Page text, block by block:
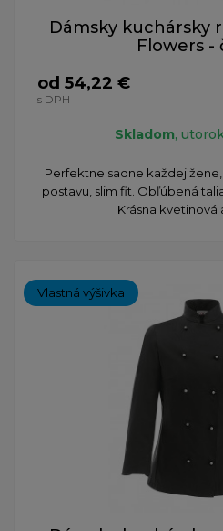
Dámsky kuchársky
Flowers -
od 54,22 €
s DPH
Skladom,
Perfektne sadne každej
postavu, slim fit. Obľúbená
Krásna kvetinová
Vlastná výšivka